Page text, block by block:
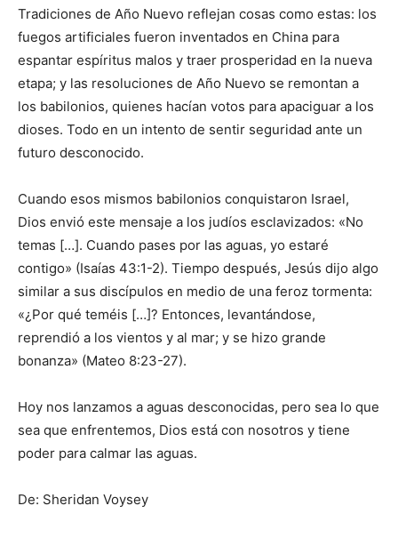
Tradiciones de Año Nuevo reflejan cosas como estas: los
fuegos artificiales fueron inventados en China para
espantar espíritus malos y traer prosperidad en la nueva
etapa; y las resoluciones de Año Nuevo se remontan a
los babilonios, quienes hacían votos para apaciguar a los
dioses. Todo en un intento de sentir seguridad ante un
futuro desconocido.
Cuando esos mismos babilonios conquistaron Israel,
Dios envió este mensaje a los judíos esclavizados: «No
temas […]. Cuando pases por las aguas, yo estaré
contigo» (Isaías 43:1-2). Tiempo después, Jesús dijo algo
similar a sus discípulos en medio de una feroz tormenta:
«¿Por qué teméis […]? Entonces, levantándose,
reprendió a los vientos y al mar; y se hizo grande
bonanza» (Mateo 8:23-27).
Hoy nos lanzamos a aguas desconocidas, pero sea lo que
sea que enfrentemos, Dios está con nosotros y tiene
poder para calmar las aguas.
De: Sheridan Voysey